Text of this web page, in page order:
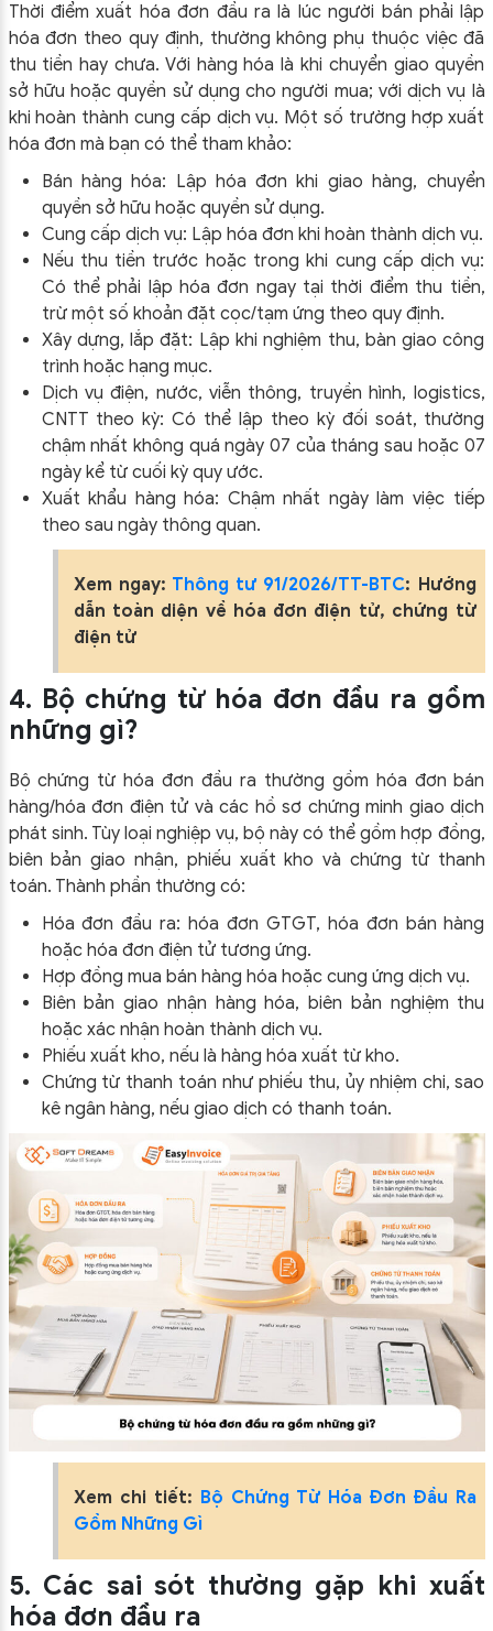
Thời điểm xuất hóa đơn đầu ra là lúc người bán phải lập
hóa đơn theo quy định, thường không phụ thuộc việc đã
thu tiền hay chưa. Với hàng hóa là khi chuyển giao quyền
sở hữu hoặc quyền sử dụng cho người mua; với dịch vụ là
khi hoàn thành cung cấp dịch vụ. Một số trường hợp xuất
hóa đơn mà bạn có thể tham khảo:
Bán hàng hóa: Lập hóa đơn khi giao hàng, chuyển
quyền sở hữu hoặc quyền sử dụng.
Cung cấp dịch vụ: Lập hóa đơn khi hoàn thành dịch vụ.
Nếu thu tiền trước hoặc trong khi cung cấp dịch vụ:
Có thể phải lập hóa đơn ngay tại thời điểm thu tiền,
trừ một số khoản đặt cọc/tạm ứng theo quy định.
Xây dựng, lắp đặt: Lập khi nghiệm thu, bàn giao công
trình hoặc hạng mục.
Dịch vụ điện, nước, viễn thông, truyền hình, logistics,
CNTT theo kỳ: Có thể lập theo kỳ đối soát, thường
chậm nhất không quá ngày 07 của tháng sau hoặc 07
ngày kể từ cuối kỳ quy ước.
Xuất khẩu hàng hóa: Chậm nhất ngày làm việc tiếp
theo sau ngày thông quan.
Xem ngay: Thông tư 91/2026/TT-BTC: Hướng
dẫn toàn diện về hóa đơn điện tử, chứng từ
điện tử
4. Bộ chứng từ hóa đơn đầu ra gồm
những gì?
Bộ chứng từ hóa đơn đầu ra thường gồm hóa đơn bán
hàng/hóa đơn điện tử và các hồ sơ chứng minh giao dịch
phát sinh. Tùy loại nghiệp vụ, bộ này có thể gồm hợp đồng,
biên bản giao nhận, phiếu xuất kho và chứng từ thanh
toán. Thành phần thường có:
Hóa đơn đầu ra: hóa đơn GTGT, hóa đơn bán hàng
hoặc hóa đơn điện tử tương ứng.
Hợp đồng mua bán hàng hóa hoặc cung ứng dịch vụ.
Biên bản giao nhận hàng hóa, biên bản nghiệm thu
hoặc xác nhận hoàn thành dịch vụ.
Phiếu xuất kho, nếu là hàng hóa xuất từ kho.
Chứng từ thanh toán như phiếu thu, ủy nhiệm chi, sao
kê ngân hàng, nếu giao dịch có thanh toán.
Xem chi tiết: Bộ Chứng Từ Hóa Đơn Đầu Ra
Gồm Những Gì
5. Các sai sót thường gặp khi xuất
hóa đơn đầu ra